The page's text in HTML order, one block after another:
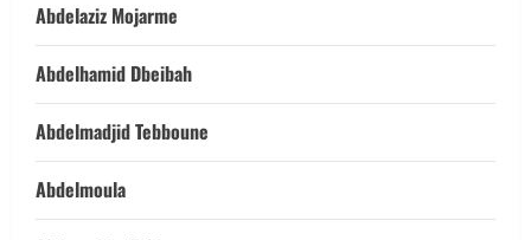
Abdelaziz Mojarme
Abdelhamid Dbeibah
Abdelmadjid Tebboune
Abdelmoula